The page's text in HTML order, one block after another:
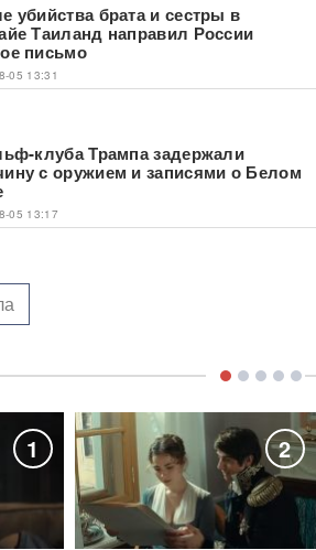
убийства брата и сестры в
Таиланд направил России
письмо
05 13:31
клуба Трампа задержали
с оружием и записями о Белом
05 13:17
1 2